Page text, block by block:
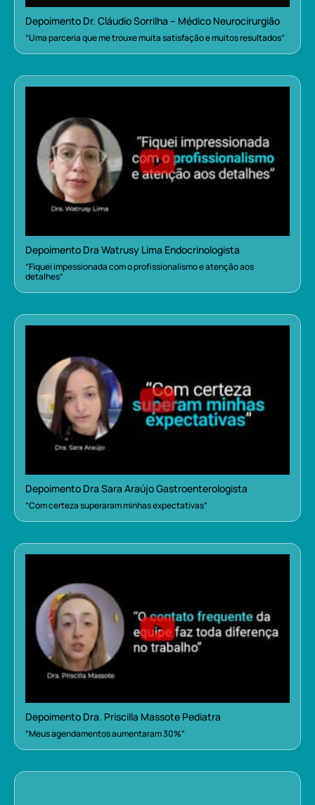
Depoimento Dr. Cláudio Sorrilha – Médico Neurocirurgião
“Uma parceria que me trouxe muita satisfação e muitos resultados”
Depoimento Dra Watrusy Lima Endocrinologista
“Fiquei impessionada com o profissionalismo e atenção aos
detalhes”
Depoimento Dra Sara Araújo Gastroenterologista
“Com certeza superaram minhas expectativas”
Depoimento Dra. Priscilla Massote Pediatra
“Meus agendamentos aumentaram 30%”